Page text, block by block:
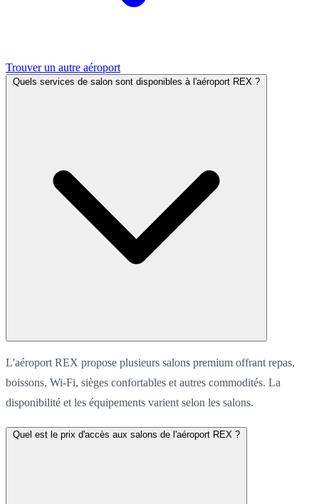
Trouver un autre aéroport
Quels services de salon sont disponibles à l'aéroport REX ?
L'aéroport REX propose plusieurs salons premium offrant repas,
boissons, Wi-Fi, sièges confortables et autres commodités. La
disponibilité et les équipements varient selon les salons.
Quel est le prix d'accès aux salons de l'aéroport REX ?